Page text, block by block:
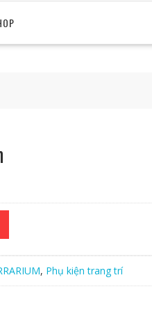
, Phụ kiện trang trí